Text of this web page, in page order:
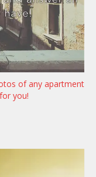
of any apartment
you!